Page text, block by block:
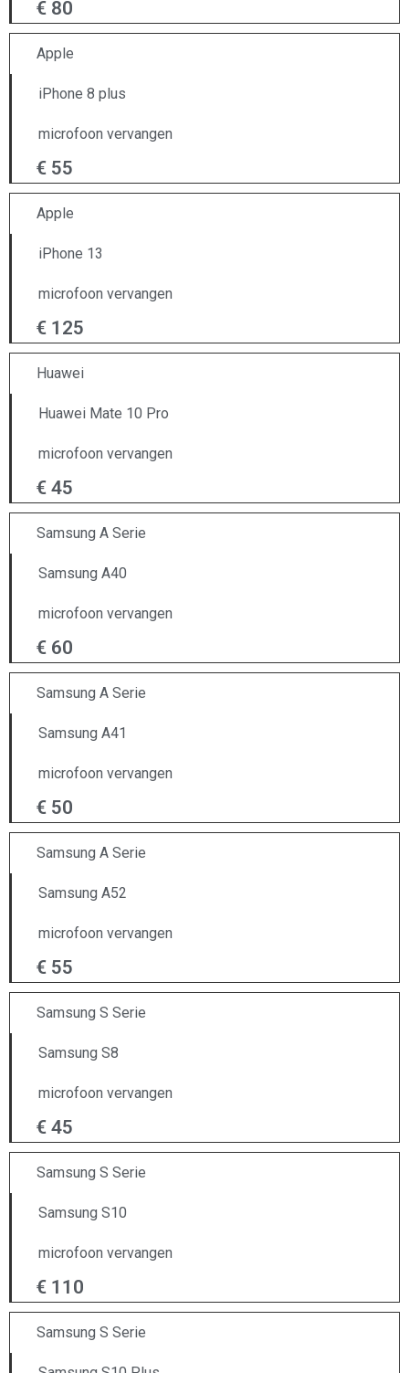
€ 80
Apple
iPhone 8 plus
microfoon vervangen
€ 55
Apple
iPhone 13
microfoon vervangen
€ 125
Huawei
Huawei Mate 10 Pro
microfoon vervangen
€ 45
Samsung A Serie
Samsung A40
microfoon vervangen
€ 60
Samsung A Serie
Samsung A41
microfoon vervangen
€ 50
Samsung A Serie
Samsung A52
microfoon vervangen
€ 55
Samsung S Serie
Samsung S8
microfoon vervangen
€ 45
Samsung S Serie
Samsung S10
microfoon vervangen
€ 110
Samsung S Serie